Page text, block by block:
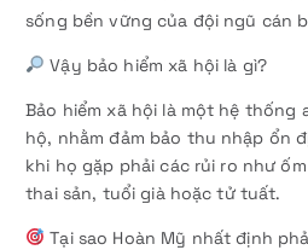
sống bền vững của đội ngũ cán
Vậy bảo hiểm xã hội là gì?
Bảo hiểm xã hội là một hệ thống
hộ, nhằm đảm bảo thu nhập ổn
khi họ gặp phải các rủi ro như
thai sản, tuổi già hoặc tử tuất.
Tại sao Hoàn Mỹ nhất định